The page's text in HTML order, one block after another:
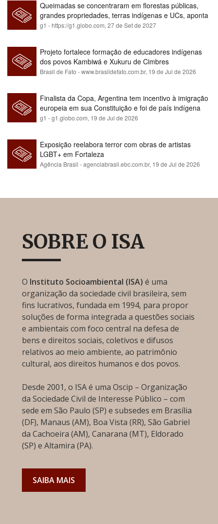
Queimadas se concentraram em florestas públicas,
grandes propriedades, terras indígenas e UCs, aponta
relatório
g1 - https://g1.globo.com,27 de Set de 2027
Projeto fortalece formação de educadores indígenas
dos povos Kambiwá e Xukuru de Cimbres
Brasil de Fato - www.brasildefato.com.br, 19 de Jul de 2026
Finalista da Copa, Argentina tem incentivo à imigração
europeia em sua Constituição e foi de país indígena
para maioria branca
g1 - g1.globo.com, 19 de Jul de 2026
Exposição reelabora terror com obras de artistas
LGBT+ em Fortaleza
Agência Brasil - agenciabrasil.ebc.com.br, 19 de Jul de 2026
SOBRE O ISA
O Instituto Socioambiental (ISA) é uma
organização da sociedade civil brasileira, sem
fins lucrativos, fundada em 1994, para propor
soluções de forma integrada a questões sociais
e ambientais com foco central na defesa de
bens e direitos sociais, coletivos e difusos
relativos ao meio ambiente, ao patrimônio
cultural, aos direitos humanos e dos povos.
Desde 2001, o ISA é uma Oscip – Organização
da Sociedade Civil de Interesse Público – com
sede em São Paulo (SP) e subsedes em Brasília
(DF), Manaus (AM), Boa Vista (RR), São Gabriel
da Cachoeira (AM), Canarana (MT), Eldorado
(SP) e Altamira (PA).
SAIBA MAIS